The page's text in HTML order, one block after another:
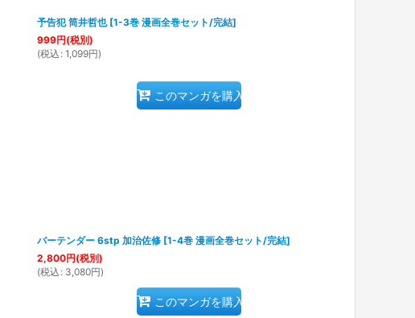
予告犯 筒井哲也 [1-3巻 漫画全巻セット/完結]
999円(税別)
(税込 : 1,099円)
このマンガを購入
バーテンダー 6stp 加治佐修 [1-4巻 漫画全巻セット/完結]
2,800円(税別)
(税込 : 3,080円)
このマンガを購入